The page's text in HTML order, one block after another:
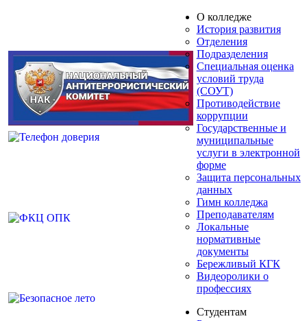
О колледже
История развития
Отделения
Подразделения
Специальная оценка
условий труда
(СОУТ)
Противодействие
коррупции
Государственные и
муниципальные
услуги в электронной
форме
Защита персональных
данных
Гимн колледжа
Преподавателям
Локальные
нормативные
документы
Бережливый КГК
Видеоролики о
профессиях
Студентам